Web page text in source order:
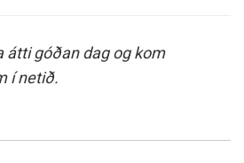
átti góðan dag og kom
í netið.